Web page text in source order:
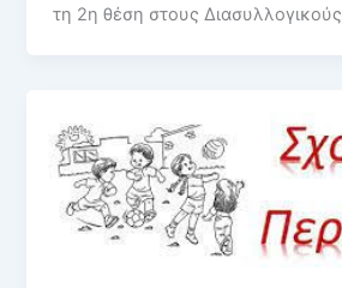
τη 2η θέση στους Διασυλλογικούς